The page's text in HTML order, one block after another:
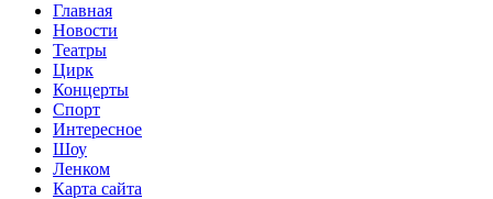
Главная
Новости
Театры
Цирк
Концерты
Спорт
Интересное
Шоу
Ленком
Карта сайта